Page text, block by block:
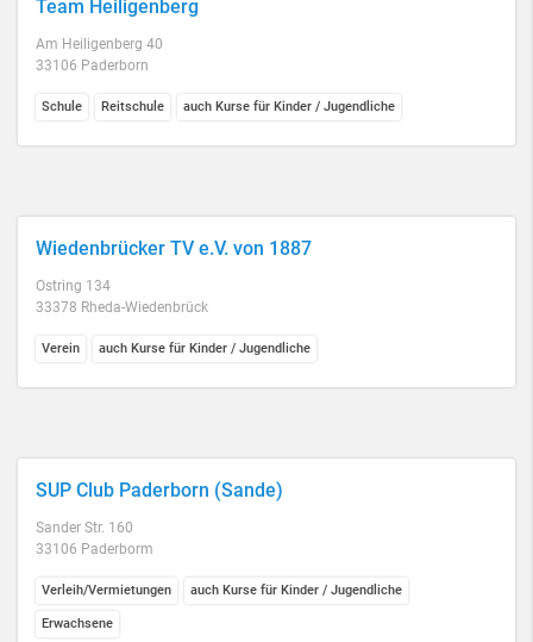
Team Heiligenberg
Am Heiligenberg 40
33106 Paderborn
Schule Reitschule auch Kurse für Kinder / Jugendliche
Wiedenbrücker TV e.V. von 1887
Ostring 134
33378 Rheda-Wiedenbrück
Verein auch Kurse für Kinder / Jugendliche
SUP Club Paderborn (Sande)
Sander Str. 160
33106 Paderborm
Verleih/Vermietungen auch Kurse für Kinder / Jugendliche
Erwachsene